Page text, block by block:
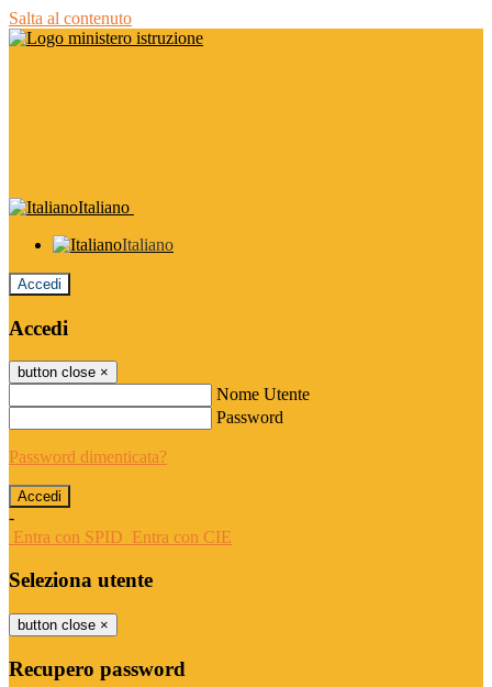
Salta al contenuto
Italiano
Italiano
Accedi
Accedi
button close ×
Nome Utente
Password
Password dimenticata?
-
Entra con SPID Entra con CIE
Seleziona utente
button close ×
Recupero password